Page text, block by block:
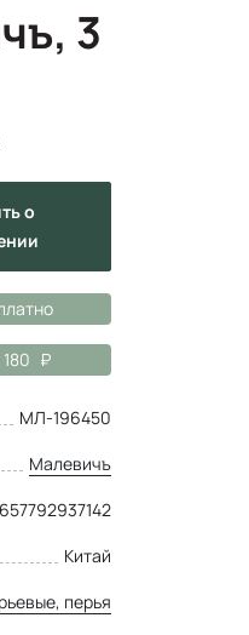
3
о
МЛ-196450
Малевичъ
Китай
перья